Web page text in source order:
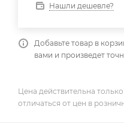
Нашли дешевле?
Добавьте товар в
вами и произведет
Цена действительна
отличаться от цен в